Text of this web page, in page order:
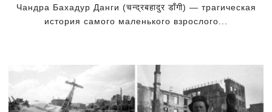
Чандра Бахадур Данги (चन्द्रबहादुर डाँगी) — трагическая
история самого маленького взрослого...